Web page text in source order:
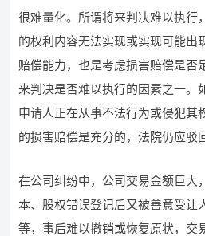
很难量化。所谓将来判决难以执行
的权利内容无法实现或实现可能出
赔偿能力，也是考虑损害赔偿是否
来判决是否难以执行的因素之一。
申请人正在从事不法行为或侵犯其
的损害赔偿是充分的，法院仍应驳
在公司纠纷中，公司交易金额巨大
本、股权错误登记后又被善意受让
等，事后难以撤销或恢复原状，交